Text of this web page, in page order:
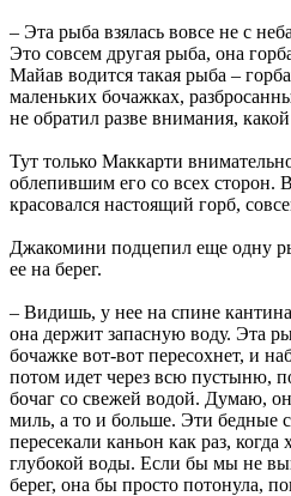
– Эта рыба взялась вовсе не с
Это совсем другая рыба, она
Майав водится такая рыба –
маленьких бочажках,
не обратил разве внимания,
Тут только Маккарти
облепившим его со всех сторон.
красовался настоящий горб,
Джакомини подцепил еще одну
ее на берег.
– Видишь, у нее на спине
она держит запасную воду. Эта
бочажке вот-вот пересохнет, и
потом идет через всю пустыню,
бочаг со свежей водой. Думаю,
миль, а то и больше. Эти бедные
пересекали каньон как раз,
глубокой воды. Если бы мы не
берег, она бы просто потонула,